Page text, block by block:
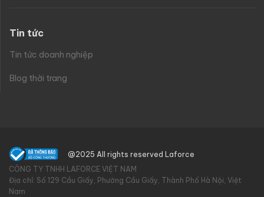
Tin tức
Tin tức doanh nghiệp
Blog thời trang
@2025 All rights reserved Laforce
CÔNG TY TNHH LAFORCE VIỆT NAM
Địa chỉ: Số 129 Cầu Giấy, Phường Cầu Giấy, Thành Phố Hà Nội, Việt
Nam